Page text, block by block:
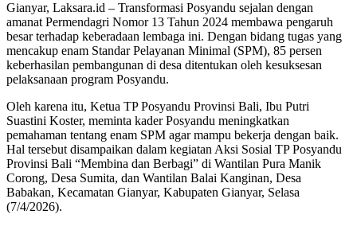
Gianyar, Laksara.id – Transformasi Posyandu sejalan dengan
amanat Permendagri Nomor 13 Tahun 2024 membawa pengaruh
besar terhadap keberadaan lembaga ini. Dengan bidang tugas yang
mencakup enam Standar Pelayanan Minimal (SPM), 85 persen
keberhasilan pembangunan di desa ditentukan oleh kesuksesan
pelaksanaan program Posyandu.
Oleh karena itu, Ketua TP Posyandu Provinsi Bali, Ibu Putri
Suastini Koster, meminta kader Posyandu meningkatkan
pemahaman tentang enam SPM agar mampu bekerja dengan baik.
Hal tersebut disampaikan dalam kegiatan Aksi Sosial TP Posyandu
Provinsi Bali “Membina dan Berbagi” di Wantilan Pura Manik
Corong, Desa Sumita, dan Wantilan Balai Kanginan, Desa
Babakan, Kecamatan Gianyar, Kabupaten Gianyar, Selasa
(7/4/2026).